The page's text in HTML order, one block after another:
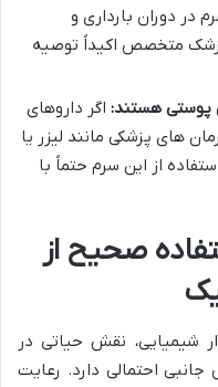
در دوران بارداری و
متخصص اکیداً توصیه
پوستی هستند: اگر داروهای
های پزشکی مانند لیزر یا
از این سرم حتماً با
صحیح از
شیمیایی، نقش حیاتی در
احتمالی دارد. رعایت